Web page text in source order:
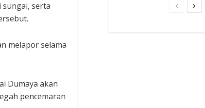
serta
melapor selama
Dumaya akan
pencemaran